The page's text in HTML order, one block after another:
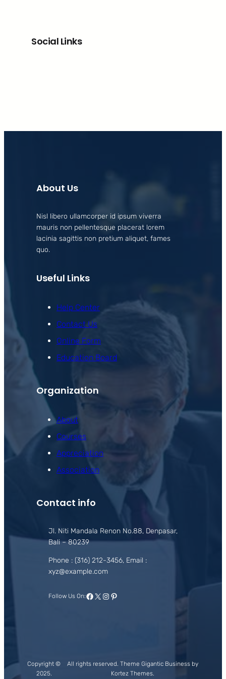
Social Links
About Us
Nisl libero ullamcorper id ipsum viverra
mauris non pellentesque placerat lorem
lacinia sagittis non pretium aliquet, fames
quo.
Useful Links
Help Center
Contact Us
Online Form
Education Board
Organization
About
Courses
Appreciation
Association
Contact info
Jl. Niti Mandala Renon No.88, Denpasar,
Bali – 80239
Phone : (316) 212-3456, Email :
xyz@example.com
Follow Us On:Facebook
X Instagram
Pinterest
Copyright ©
2025.
All rights reserved. Theme Gigantic Business by
Kortez Themes.